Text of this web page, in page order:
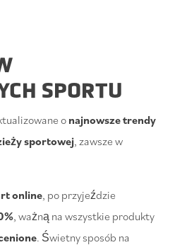
SPORTU
o najnowsze trendy
sportowej, zawsze w
online, po przyjeździe
, ważną na wszystkie produkty
. Świetny sposób na